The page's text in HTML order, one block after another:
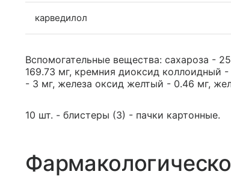
карведилол
Вспомогательные вещества: сахароза -
169.73 мг, кремния диоксид коллоидный
- 3 мг, железа оксид желтый - 0.46 мг,
10 шт. - блистеры (3) - пачки картонные.